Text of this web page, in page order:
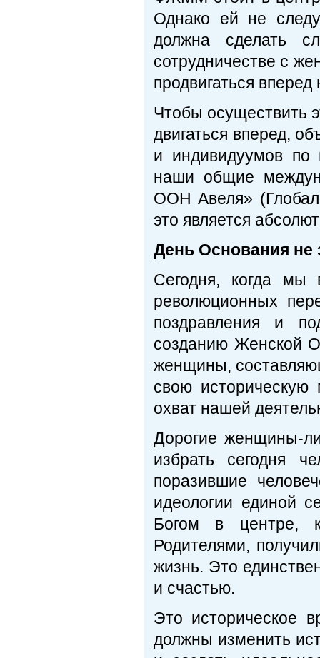
Однако ей не
должна сделать
сотрудничестве с
продвигаться
Чтобы осуществить
двигаться вперед,
и индивидуумов по
наши общие
ООН Авеля»
это является
День Основания не
Сегодня, когда мы
революционных
поздравления и
созданию Женской
женщины,
свою
охват нашей
Дорогие женщины-
избрать сегодня
поразившие
идеологии единой
Богом в центре,
Родителями,
жизнь. Это
и счастью.
Это историческое
должны изменить